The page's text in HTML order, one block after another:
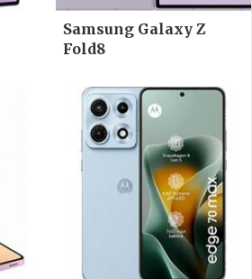
Samsung Galaxy Z
Fold8